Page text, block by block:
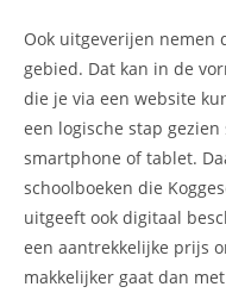
Ook uitgeverijen nemen
gebied. Dat kan in de
die je via een website
een logische stap
smartphone of tablet.
schoolboeken die
uitgeeft ook digitaal
een aantrekkelijke prijs
makkelijker gaat dan